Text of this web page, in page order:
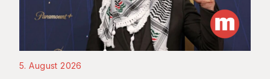
5. August 2026